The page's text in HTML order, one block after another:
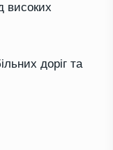
високих
доріг та